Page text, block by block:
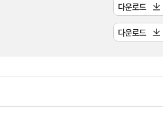
다운로드
다운로드